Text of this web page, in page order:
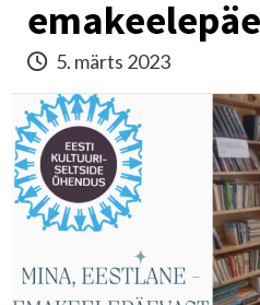
5. märts 2023